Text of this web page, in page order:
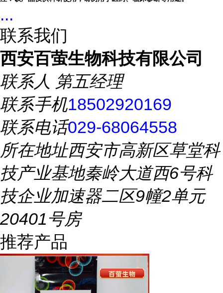
...
联系我们
西安百萤生物科技有限公司
联系人 第五经理
联系手机18502920169
联系电话029-68064558
所在地址西安市高新区草堂科
技产业基地秦岭大道西6号科
技企业加速器二区9幢2单元
20401号房
推荐产品